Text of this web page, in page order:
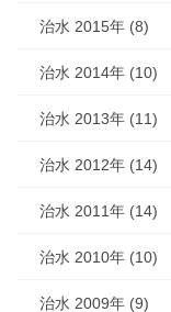
治水 2015年 (8)
治水 2014年 (10)
治水 2013年 (11)
治水 2012年 (14)
治水 2011年 (14)
治水 2010年 (10)
治水 2009年 (9)